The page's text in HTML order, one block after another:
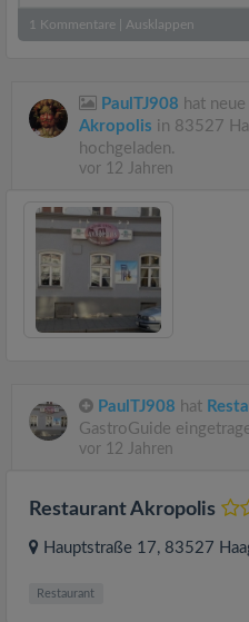
1 Kommentare Ausklappen
PaulTJ908 hat
Akropolis in 83527
hochgeladen.
vor 12 Jahren
PaulTJ908 hat
GastroGuide
vor 12 Jahren
Restaurant Akropolis
Hauptstraße 17, 83527
Restaurant